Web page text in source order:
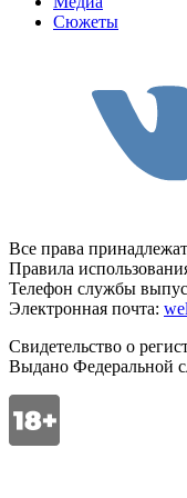
Сюжеты
Все права
Правила
Телефон службы
Электронная почта:
Свидетельство о
Выдано Федеральной